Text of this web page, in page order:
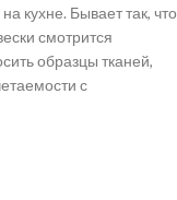
кухне. Бывает так, что
смотрится
образцы тканей,
с